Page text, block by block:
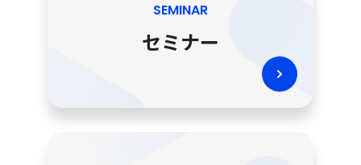
SEMINAR
セミナー